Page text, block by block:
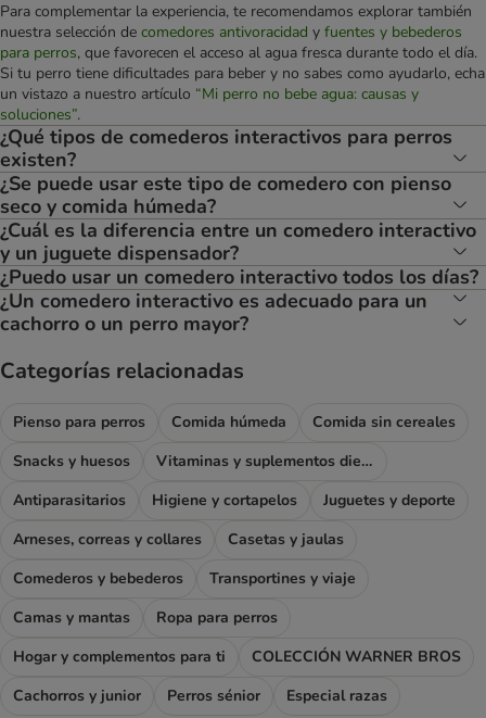
Para complementar la experiencia, te recomendamos explorar también
nuestra selección de comedores antivoracidad y fuentes y bebederos
para perros, que favorecen el acceso al agua fresca durante todo el día.
Si tu perro tiene dificultades para beber y no sabes como ayudarlo, echa
un vistazo a nuestro artículo “Mi perro no bebe agua: causas y
soluciones”.
¿Qué tipos de comederos interactivos para perros
existen?
¿Se puede usar este tipo de comedero con pienso
seco y comida húmeda?
¿Cuál es la diferencia entre un comedero interactivo
y un juguete dispensador?
¿Puedo usar un comedero interactivo todos los días?
¿Un comedero interactivo es adecuado para un
cachorro o un perro mayor?
Categorías relacionadas
Pienso para perros Comida húmeda
Comida sin cereales
Snacks y huesos
Vitaminas y suplementos dietéticos
Antiparasitarios
Higiene y cortapelos
Juguetes y deporte
Arneses, correas y collares
Casetas y jaulas
Comederos y bebederos
Transportines y viaje
Camas y mantas
Ropa para perros
Hogar y complementos para ti
COLECCIÓN WARNER BROS
Cachorros y junior
Perros sénior Especial razas